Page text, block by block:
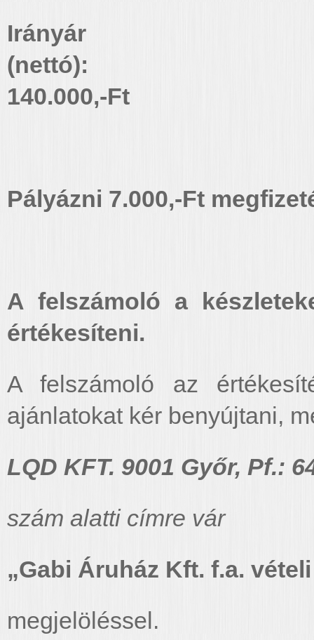
Irányár
140.000,-Ft
Pályázni 7.000,-Ft
A felszámoló a
értékesíteni.
A felszámoló az
ajánlatokat kér benyújtani,
LQD KFT. 9001 Győr, Pf.:
szám alatti címre vár
„Gabi Áruház Kft. f.a.
megjelöléssel.